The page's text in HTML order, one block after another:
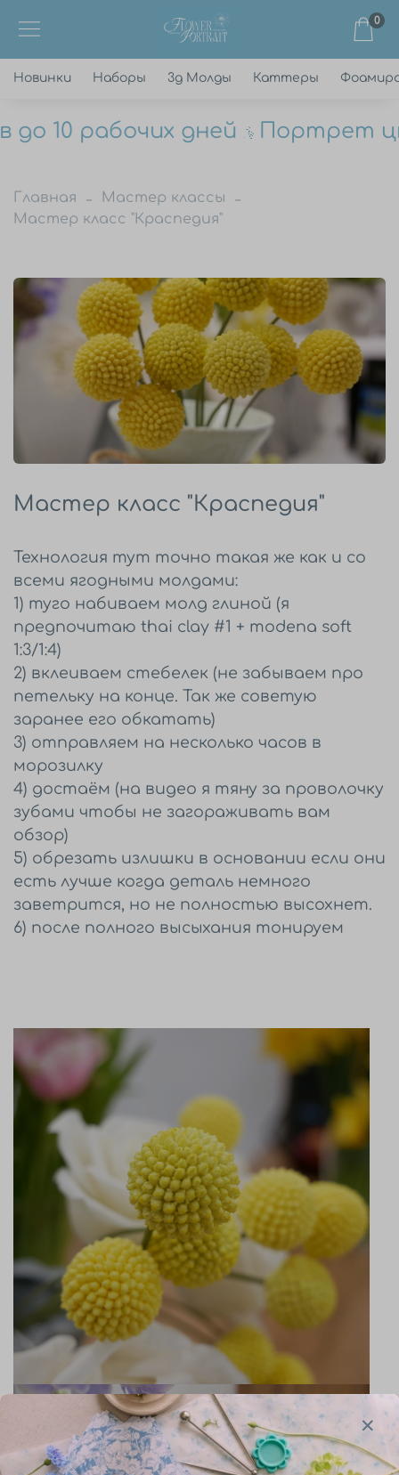
0
Новинки Наборы 3д Молды Каттеры
10 рабочих дней Портрет
Главная
Мастер классы
Мастер класс "Краспедия"
Мастер класс "Краспедия"
Технология тут точно такая же как и со
всеми ягодными молдами:
1) туго набиваем молд глиной (я
предпочитаю thai clay #1 + modena soft
1:3/1:4)
2) вклеиваем стебелек (не забываем про
петельку на конце. Так же советую
заранее его обкатать)
3) отправляем на несколько часов в
морозилку
4) достаём (на видео я тяну за проволочку
зубами чтобы не загораживать вам
обзор)
5) обрезать излишки в основании если они
есть лучше когда деталь немного
заветрится, но не полностью высохнет.
6) после полного высыхания тонируем